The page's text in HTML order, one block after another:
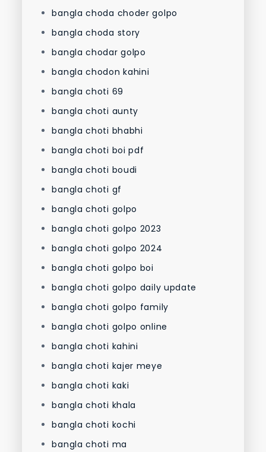
bangla choda choder golpo
bangla choda story
bangla chodar golpo
bangla chodon kahini
bangla choti 69
bangla choti aunty
bangla choti bhabhi
bangla choti boi pdf
bangla choti boudi
bangla choti gf
bangla choti golpo
bangla choti golpo 2023
bangla choti golpo 2024
bangla choti golpo boi
bangla choti golpo daily update
bangla choti golpo family
bangla choti golpo online
bangla choti kahini
bangla choti kajer meye
bangla choti kaki
bangla choti khala
bangla choti kochi
bangla choti ma